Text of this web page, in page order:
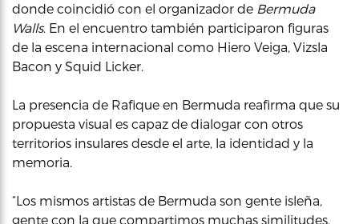
donde coincidió con el organizador de Bermuda
Walls. En el encuentro también participaron figuras
de la escena internacional como Hiero Veiga, Vizsla
Bacon y Squid Licker.
La presencia de Rafique en Bermuda reafirma que su
propuesta visual es capaz de dialogar con otros
territorios insulares desde el arte, la identidad y la
memoria.
“Los mismos artistas de Bermuda son gente isleña,
gente con la que compartimos muchas similitudes,